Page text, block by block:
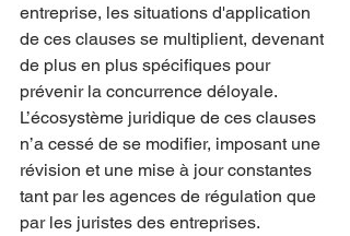
entreprise, les situations d'application
de ces clauses se multiplient, devenant
de plus en plus spécifiques pour
prévenir la concurrence déloyale.
L’écosystème juridique de ces clauses
n’a cessé de se modifier, imposant une
révision et une mise à jour constantes
tant par les agences de régulation que
par les juristes des entreprises.